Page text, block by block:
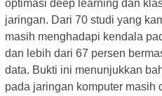
optimasi deep learning dan
jaringan. Dari 70 studi yang
masih menghadapi kendala
dan lebih dari 67 persen
data. Bukti ini menunjukkan
pada jaringan komputer masih